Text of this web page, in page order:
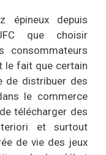
épineux depuis
que choisir
consommateurs
le fait que certain
de distribuer des
le commerce
télécharger des
et surtout
de vie des jeux